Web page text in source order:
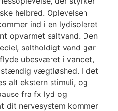
helbred. Oplevelsen
ind i en lydisoleret
opvarmet saltvand. Den
saltholdigt vand gør
ubesværet i vandet,
vægtløshed. I det
alt ekstern stimuli, og
fra fx lyd og
dit nervesystem kommer